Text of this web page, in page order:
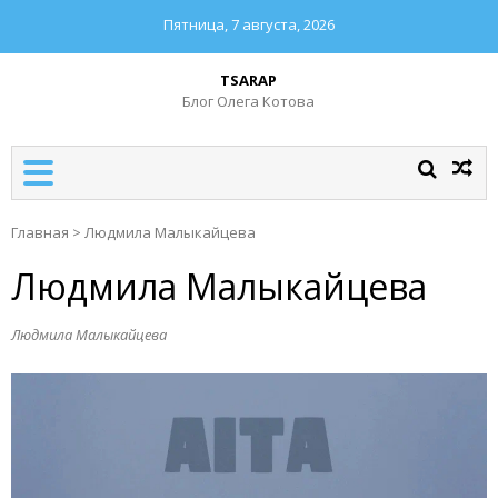
Пятница, 7 августа, 2026
TSARAP
Блог Олега Котова
Главная > Людмила Малыкайцева
Людмила Малыкайцева
Людмила Малыкайцева